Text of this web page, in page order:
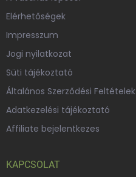
Elérhetőségek
Impresszum
Jogi nyilatkozat
Süti tájékoztató
Általános Szerződési Feltételek
Adatkezelési tájékoztató
Affiliate bejelentkezes
KAPCSOLAT